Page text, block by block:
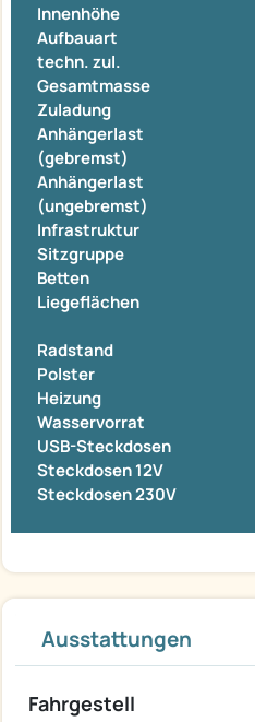
Innenhöhe
Aufbauart
techn. zul.
Gesamtmasse
Zuladung
Anhängerlast
(gebremst)
Anhängerlast
(ungebremst)
Infrastruktur
Sitzgruppe
Betten
Liegeflächen
Radstand
Polster
Heizung
Wasservorrat
USB-Steckdosen
Steckdosen 12V
Steckdosen 230V
Ausstattungen
Fahrgestell